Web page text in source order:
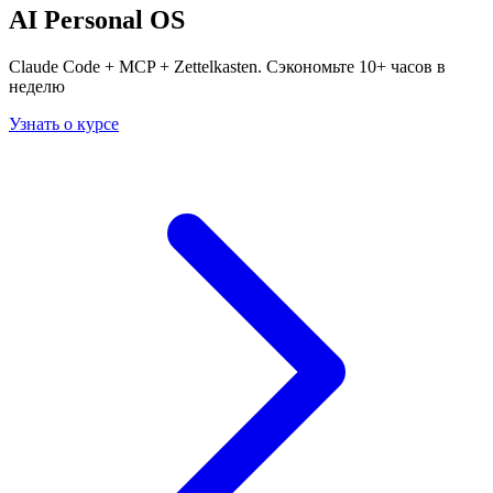
AI Personal OS
Claude Code + MCP + Zettelkasten. Сэкономьте 10+ часов в
неделю
Узнать о курсе